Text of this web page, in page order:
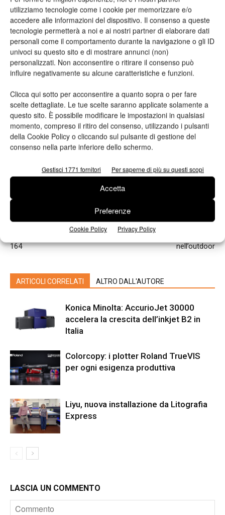
utilizziamo tecnologie come i cookie per memorizzare e/o
accedere alle informazioni del dispositivo. Il consenso a queste
tecnologie permetterà a noi e ai nostri partner di elaborare dati
personali come il comportamento durante la navigazione o gli ID
univoci su questo sito e di mostrare annunci (non)
personalizzati. Non acconsentire o ritirare il consenso può
influire negativamente su alcune caratteristiche e funzioni.
Clicca qui sotto per acconsentire a quanto sopra o per fare
scelte dettagliate. Le tue scelte saranno applicate solamente a
questo sito. È possibile modificare le impostazioni in qualsiasi
momento, compreso il ritiro del consenso, utilizzando i pulsanti
della Cookie Policy o cliccando sul pulsante di gestione del
consenso nella parte inferiore dello schermo.
Gestisci 1771 fornitori Per saperne di più su questi scopi
Accetta
Preferenze
Cookie Policy Privacy Policy
Ho letto e accettol'informativa sulla privacy*
Articolo precedente
Debutta la nuova Kba Rapida
164
Prossimo articolo
Il successo di Fujifilm Uvistar
nell’outdoor
ARTICOLI CORRELATI ALTRO DALL'AUTORE
Konica Minolta: AccurioJet 30000
accelera la crescita dell’inkjet B2 in
Italia
Colorcopy: i plotter Roland TrueVIS
per ogni esigenza produttiva
Liyu, nuova installazione da Litografia
Express
LASCIA UN COMMENTO